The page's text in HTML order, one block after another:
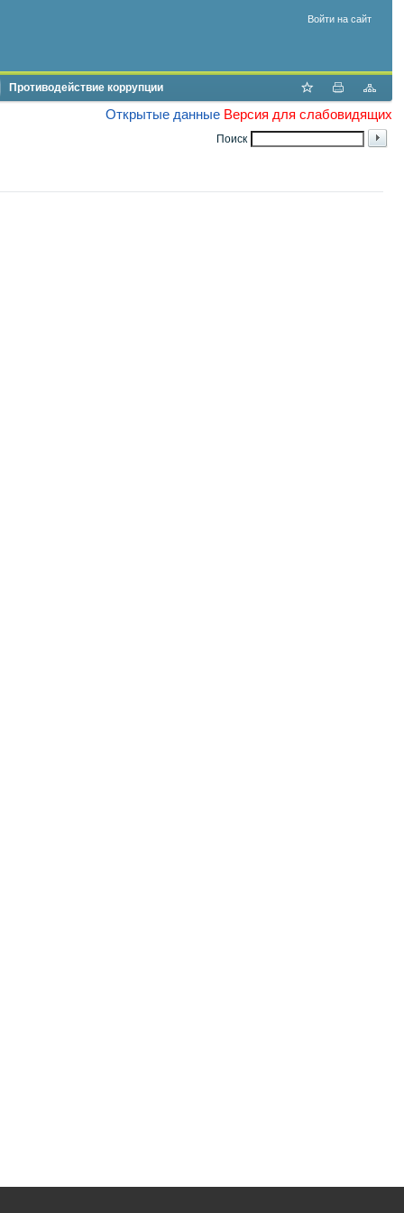
Войти на сайт
Противодействие коррупции
Открытые данные Версия для слабовидящих
Поиск